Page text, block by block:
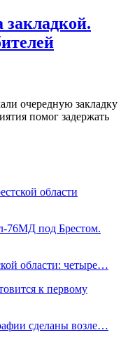
закладкой.
очередную закладку
помог задержать
области
76МД под Брестом.
области: четыре…
к первому
сделаны возле…